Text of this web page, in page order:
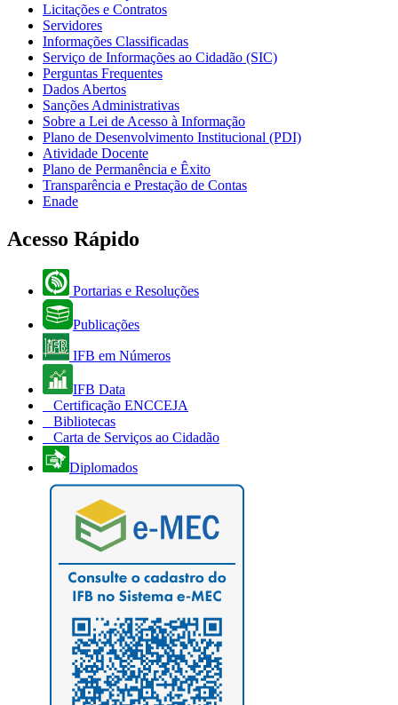
Licitações e Contratos
Servidores
Informações Classificadas
Serviço de Informações ao Cidadão (SIC)
Perguntas Frequentes
Dados Abertos
Sanções Administrativas
Sobre a Lei de Acesso à Informação
Plano de Desenvolvimento Institucional (PDI)
Atividade Docente
Plano de Permanência e Êxito
Transparência e Prestação de Contas
Enade
Acesso Rápido
Portarias e Resoluções
Publicações
IFB em Números
IFB Data
Certificação ENCCEJA
Bibliotecas
Carta de Serviços ao Cidadão
Diplomados